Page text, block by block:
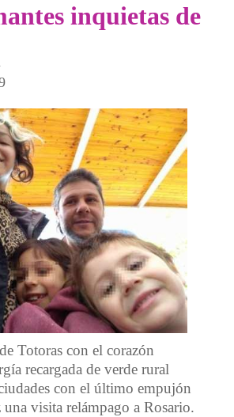
inquietas de
Totoras con el corazón
recargada de verde rural
con el último empujón
una visita relámpago a Rosario.